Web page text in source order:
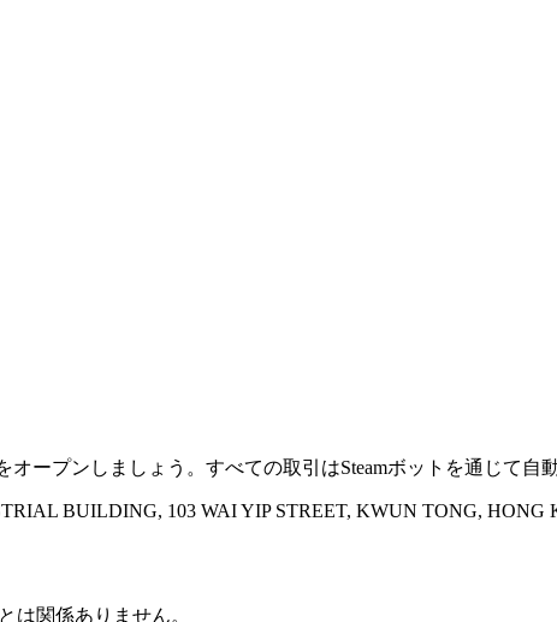
ープンしましょう。すべての取引はSteamボットを通じて自
BUILDING, 103 WAI YIP STREET, KWUN TONG, HONG
は関係ありません。